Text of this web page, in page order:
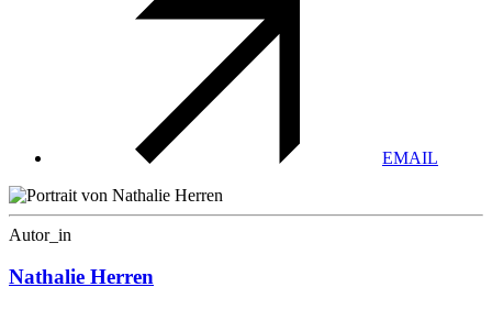
EMAIL
Autor_in
Nathalie Herren